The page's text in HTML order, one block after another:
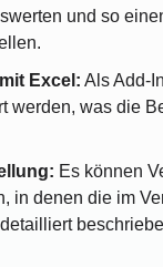
und so
Excel: Als Add-
werden, was die
Es können
in denen die im